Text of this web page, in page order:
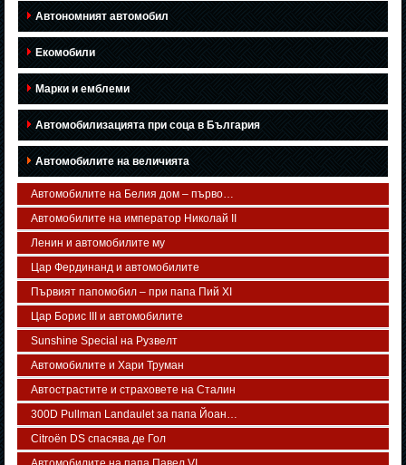
Автономният автомобил
Екомобили
Марки и емблеми
Автомобилизацията при соца в България
Автомобилите на величията
Автомобилите на Белия дом – първо…
Автомобилите на император Николай II
Ленин и автомобилите му
Цар Фердинанд и автомобилите
Първият папомобил – при папа Пий XI
Цар Борис III и автомобилите
Sunshine Special на Рузвелт
Автомобилите и Хари Труман
Автострастите и страховете на Сталин
300D Pullman Landaulet за папа Йоан…
Citroën DS спасява де Гол